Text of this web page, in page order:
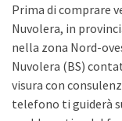
Prima di comprare
Nuvolera, in
nella zona Nord-
Nuvolera (BS)
visura con
telefono ti guiderà